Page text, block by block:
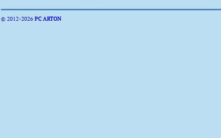
© 2012-2026 PC ARTON